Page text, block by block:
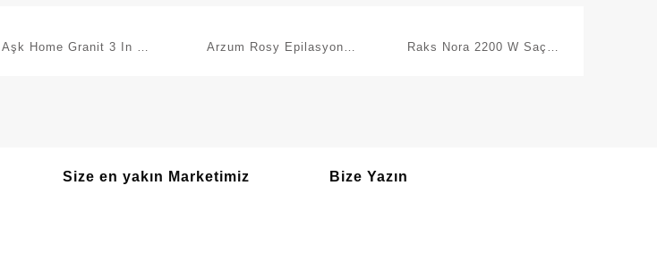
Aşk Home Granit 3 In 1
Arzum Rosy Epilasyon
Raks Nora 2200 W Saç
Size en yakın Marketimiz Bize Yazın